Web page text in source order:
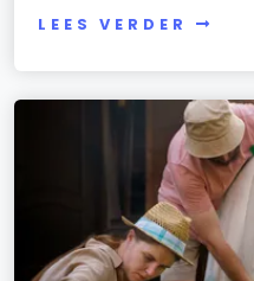
LEES VERDER